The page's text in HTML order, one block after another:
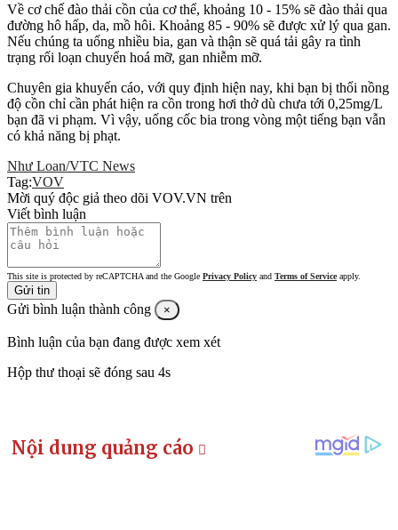
Về cơ chế đào thải cồn của cơ thể, khoảng 10 - 15% sẽ đào thải qua
đường hô hấp, da, mồ hôi. Khoảng 85 - 90% sẽ được xử lý qua gan.
Nếu chúng ta uống nhiều bia, gan và thận sẽ quá tải gây ra tình
trạng rối loạn chuyển hoá mỡ, gan nhiễm mỡ.
Chuyên gia khuyến cáo, với quy định hiện nay, khi bạn bị thổi nồng
độ cồn chỉ cần phát hiện ra cồn trong hơi thở dù chưa tới 0,25mg/L
bạn đã vi phạm. Vì vậy, uống cốc bia trong vòng một tiếng bạn vẫn
có khả năng bị phạt.
Như Loan/VTC News
Tag:VOV
Mời quý độc giả theo dõi VOV.VN trên
Viết bình luận
This site is protected by reCAPTCHA and the Google Privacy Policy and Terms of Serviceapply.
Gửi tin
Gửi bình luận thành công ×
Bình luận của bạn đang được xem xét
Hộp thư thoại sẽ đóng sau 4s